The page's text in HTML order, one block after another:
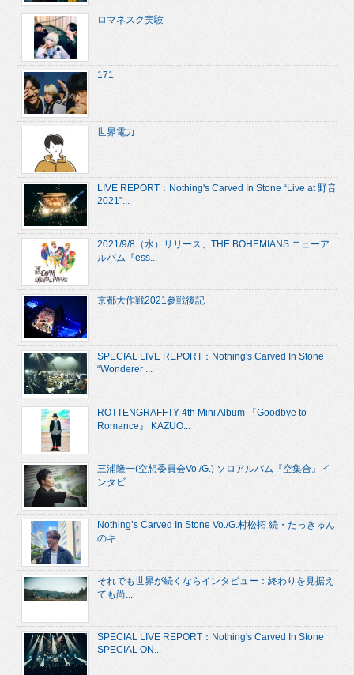
ロマネスク実験
171
世界電力
LIVE REPORT：Nothing's Carved In Stone “Live at 野音
2021”...
2021/9/8（水）リリース、THE BOHEMIANS ニューア
ルバム『ess...
京都大作戦2021参戦後記
SPECIAL LIVE REPORT：Nothing's Carved In Stone
“Wonderer ...
ROTTENGRAFFTY 4th Mini Album 『Goodbye to
Romance』 KAZUO...
三浦隆一(空想委員会Vo./G.) ソロアルバム『空集合』イ
ンタビ...
Nothing’s Carved In Stone Vo./G.村松拓 続・たっきゅん
のキ...
それでも世界が続くならインタビュー：終わりを見据え
ても尚...
SPECIAL LIVE REPORT：Nothing's Carved In Stone
SPECIAL ON...